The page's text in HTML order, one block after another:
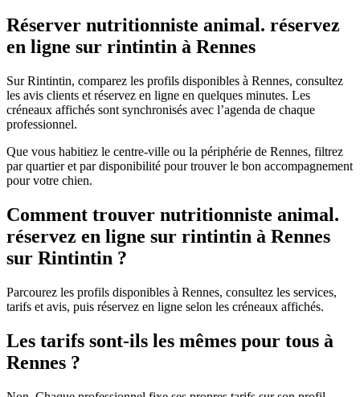
Réserver nutritionniste animal. réservez
en ligne sur rintintin à Rennes
Sur Rintintin, comparez les profils disponibles à Rennes, consultez
les avis clients et réservez en ligne en quelques minutes. Les
créneaux affichés sont synchronisés avec l’agenda de chaque
professionnel.
Que vous habitiez le centre-ville ou la périphérie de Rennes, filtrez
par quartier et par disponibilité pour trouver le bon accompagnement
pour votre chien.
Comment trouver nutritionniste animal.
réservez en ligne sur rintintin à Rennes
sur Rintintin ?
Parcourez les profils disponibles à Rennes, consultez les services,
tarifs et avis, puis réservez en ligne selon les créneaux affichés.
Les tarifs sont-ils les mêmes pour tous à
Rennes ?